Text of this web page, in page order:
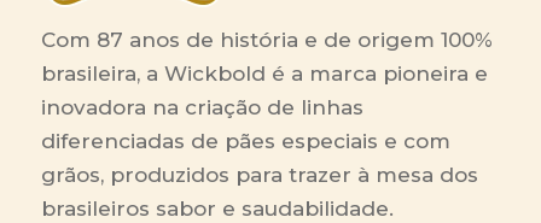
Com 87 anos de história e de origem 100%
brasileira, a Wickbold é a marca pioneira e
inovadora na criação de linhas
diferenciadas de pães especiais e com
grãos, produzidos para trazer à mesa dos
brasileiros sabor e saudabilidade.